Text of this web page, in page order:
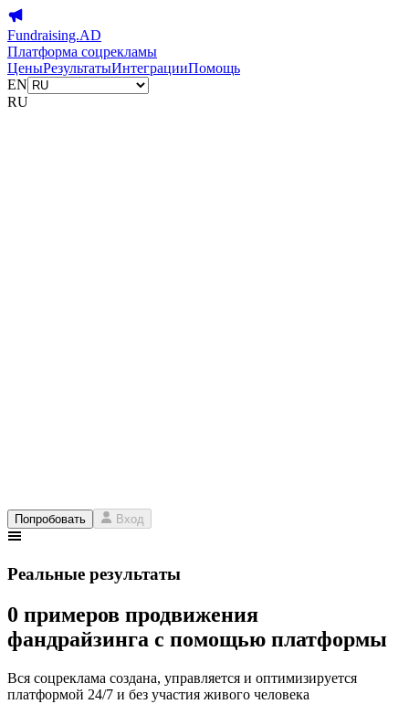
Fundraising.AD
Платформа соцрекламы
ЦеныРезультатыИнтеграцииПомощь
EN
RU
Попробовать Вход
Реальные результаты
0 примеров продвижения
фандрайзинга с помощью платформы
Вся соцреклама создана, управляется и оптимизируется
платформой 24/7 и без участия живого человека